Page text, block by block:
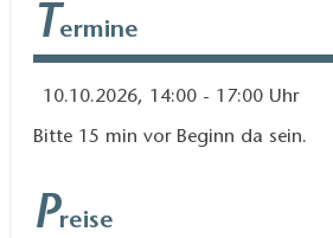
T ermine
10.10.2026, 14:00 - 17:00 Uhr
Bitte 15 min vor Beginn da sein.
Preise